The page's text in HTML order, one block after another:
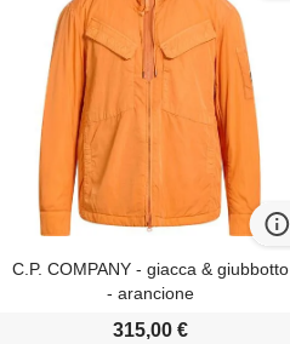
C.P. COMPANY - giacca & giubbotto
- arancione
315,00 €